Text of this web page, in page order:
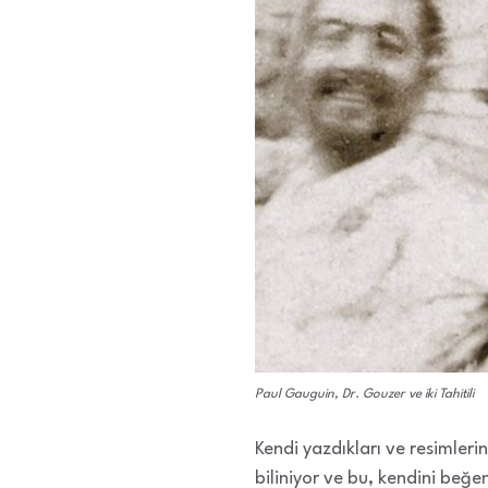
Paul Gauguin, Dr. Gouzer ve iki Tahitili
Kendi yazdıkları ve
biliniyor ve bu, kendini